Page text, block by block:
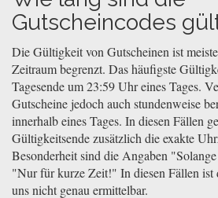
Gutscheincodes
Die Gültigkeit von Gutscheinen ist
Zeitraum begrenzt. Das häufigste
Tagesende um 23:59 Uhr eines Tages.
Gutscheine jedoch auch stundenweise
innerhalb eines Tages. In diesen Fällen
Gültigkeitsende zusätzlich die exakte
Besonderheit sind die Angaben
"Nur für kurze Zeit!" In diesen Fällen ist
uns nicht genau ermittelbar.